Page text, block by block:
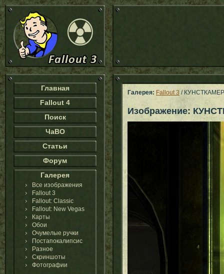
Главная
Fallout 4
Поиск
ЧаВО
Статьи
Форум
Галерея
Все изображения
Fallout 3
Fallout: Classic
Fallout: New Vegas
Карты
Обои
Очумелые ручки
Постапокалипсис
Разное
Скриншоты
Фотографии
Галерея: Fallout 3 /
Изображение: